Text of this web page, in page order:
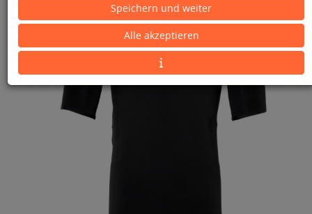
Speichern und weiter
Alle akzeptieren